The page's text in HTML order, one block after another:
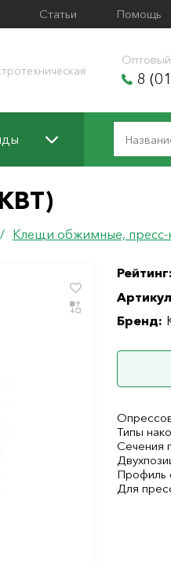
Статьи Помощь
8
/ Клещи обжимные,
Рейтинг:
Бренд:
Типы
Сечения
Профиль
Для